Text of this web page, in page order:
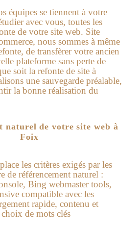
équipes se tiennent à votre
avec vous, toutes les
de votre site web. Site
nous sommes à même
de transfèrer votre ancien
plateforme sans perte de
soit la refonte de site à
une sauvegarde préalable,
la bonne réalisation du
naturel de votre site web à
Foix
les critères exigés par les
de référencement naturel :
Bing webmaster tools,
compatible avec les
rapide, contenu et
de mots clés